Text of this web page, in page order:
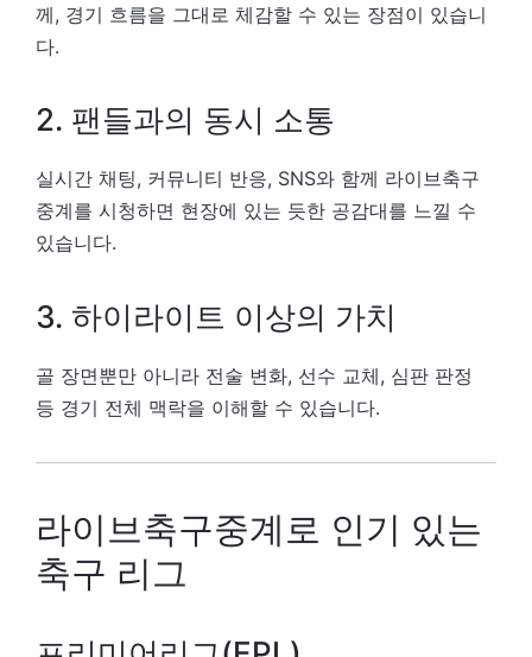
께, 경기 흐름을 그대로 체감할 수 있는 장점이 있습니
다.
2. 팬들과의 동시 소통
실시간 채팅, 커뮤니티 반응, SNS와 함께 라이브축구
중계를 시청하면 현장에 있는 듯한 공감대를 느낄 수
있습니다.
3. 하이라이트 이상의 가치
골 장면뿐만 아니라 전술 변화, 선수 교체, 심판 판정
등 경기 전체 맥락을 이해할 수 있습니다.
라이브축구중계로 인기 있는
축구 리그